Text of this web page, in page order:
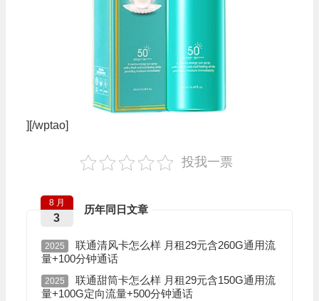
][/wptao]
投我一票
历年同日文章
8 月
3
2025
联通清风卡怎么样 月租29元含260G通用流
量+100分钟通话
2025
联通甜筒卡怎么样 月租29元含150G通用流
量+100G定向流量+500分钟通话